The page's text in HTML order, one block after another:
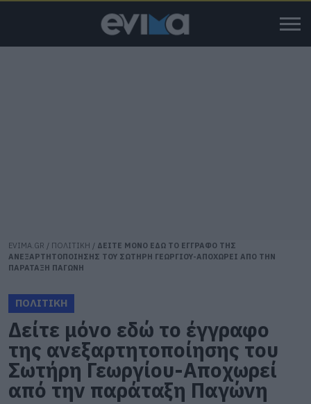
EVIMA.GR / ΠΟΛΙΤΙΚΗ / ΔΕΙΤΕ ΜΟΝΟ ΕΔΩ ΤΟ ΕΓΓΡΑΦΟ ΤΗΣ
ΑΝΕΞΑΡΤΗΤΟΠΟΙΗΣΗΣ ΤΟΥ ΣΩΤΗΡΗ ΓΕΩΡΓΙΟΥ-ΑΠΟΧΩΡΕΙ ΑΠΟ ΤΗΝ
ΠΑΡΑΤΑΞΗ ΠΑΓΩΝΗ
ΠΟΛΙΤΙΚΗ
Δείτε μόνο εδώ το έγγραφο
της ανεξαρτητοποίησης του
Σωτήρη Γεωργίου-Αποχωρεί
από την παράταξη Παγώνη